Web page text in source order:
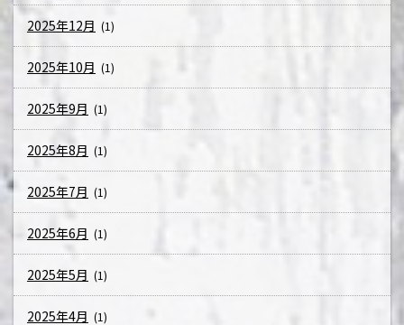
2025年12月 (1)
2025年10月 (1)
2025年9月 (1)
2025年8月 (1)
2025年7月 (1)
2025年6月 (1)
2025年5月 (1)
2025年4月 (1)